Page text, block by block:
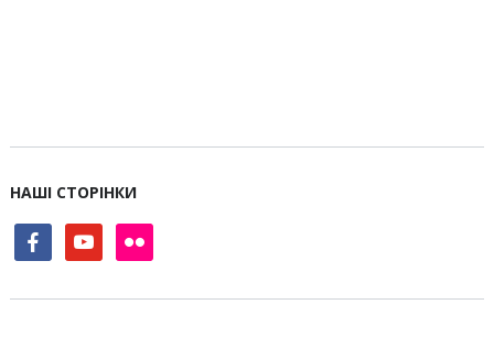
НАШІ СТОРІНКИ
facebookyoutube flickr